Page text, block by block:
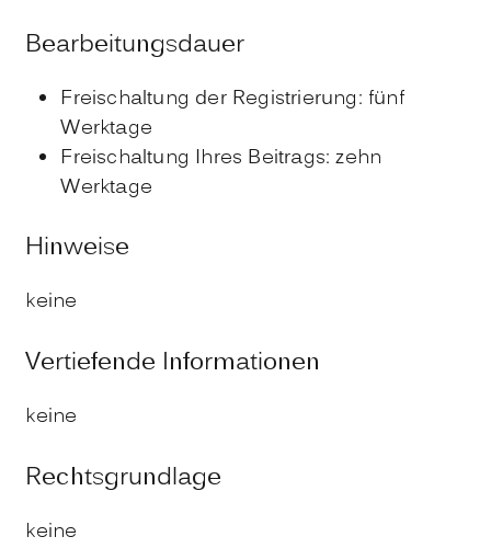
Bearbeitungsdauer
Freischaltung der Registrierung: fünf
Werktage
Freischaltung Ihres Beitrags: zehn
Werktage
Hinweise
keine
Vertiefende Informationen
keine
Rechtsgrundlage
keine